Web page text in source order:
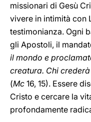
missionari di Gesù
vivere in intimità con
testimonianza. Ogni
gli Apostoli, il
il mondo e
creatura. Chi
(Mc 16, 15). Essere
Cristo e cercare la
profondamente